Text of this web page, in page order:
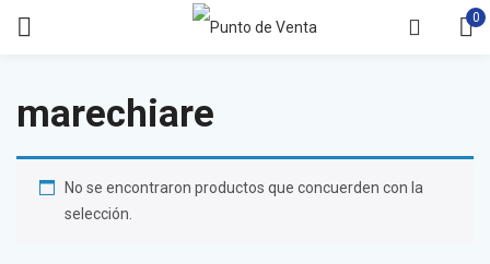
0
marechiare
No se encontraron productos que concuerden con la
selección.